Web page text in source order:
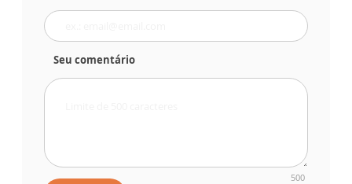
Seu comentário
500